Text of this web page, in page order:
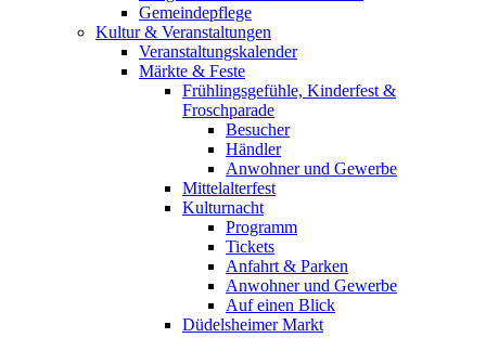
Gemeindepflege
Kultur & Veranstaltungen
Veranstaltungskalender
Märkte & Feste
Frühlingsgefühle, Kinderfest &
Froschparade
Besucher
Händler
Anwohner und Gewerbe
Mittelalterfest
Kulturnacht
Programm
Tickets
Anfahrt & Parken
Anwohner und Gewerbe
Auf einen Blick
Düdelsheimer Markt